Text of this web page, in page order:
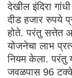
देखील इंदिरा
दीड हजार रुपये
होते. परंतु सत्तेत
योजनेचा लाभ
नियम केला. परंतु
जवळपास 96 टक्के